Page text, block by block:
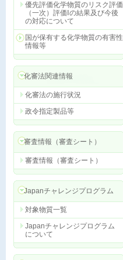
優先評価化学物質のリスク評価
（一次）評価Ⅰの結果及び今後
の対応について
国が保有する化学物質の有害性
情報等
化審法関連情報
化審法の施行状況
政令指定製品等
審査情報（審査シート）
審査情報（審査シート）
Japanチャレンジプログラム
対象物質一覧
Japanチャレンジプログラム
について